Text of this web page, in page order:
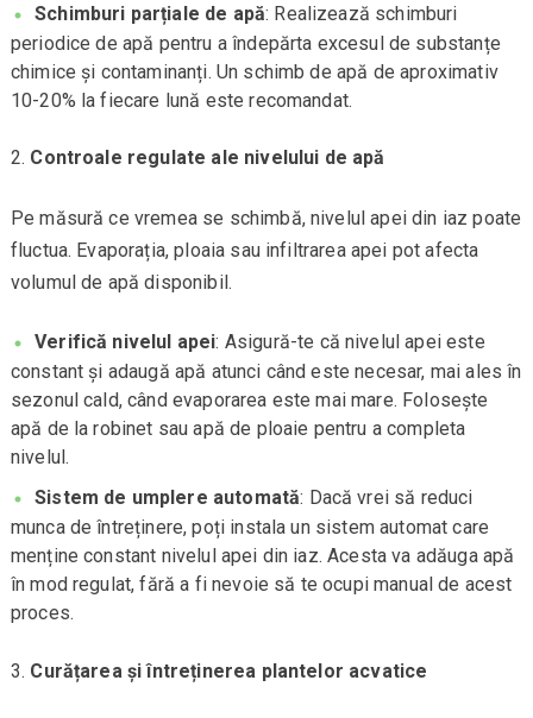
Schimburi parțiale de apă: Realizează schimburi
periodice de apă pentru a îndepărta excesul de substanțe
chimice și contaminanți. Un schimb de apă de aproximativ
10-20% la fiecare lună este recomandat.
Controale regulate ale nivelului de apă
Pe măsură ce vremea se schimbă, nivelul apei din iaz poate
fluctua. Evaporația, ploaia sau infiltrarea apei pot afecta
volumul de apă disponibil.
Verifică nivelul apei: Asigură-te că nivelul apei este
constant și adaugă apă atunci când este necesar, mai ales în
sezonul cald, când evaporarea este mai mare. Folosește
apă de la robinet sau apă de ploaie pentru a completa
nivelul.
Sistem de umplere automată: Dacă vrei să reduci
munca de întreținere, poți instala un sistem automat care
menține constant nivelul apei din iaz. Acesta va adăuga apă
în mod regulat, fără a fi nevoie să te ocupi manual de acest
proces.
Curățarea și întreținerea plantelor acvatice